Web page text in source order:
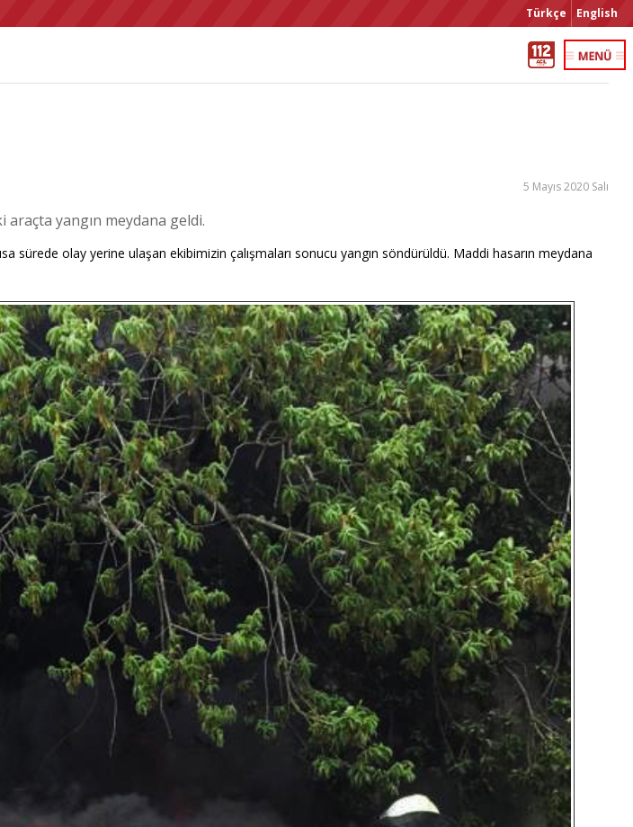
Türkçe English
5 Mayıs 2020 Salı
yangın meydana geldi.
sürede olay yerine ulaşan ekibimizin çalışmaları sonucu yangın söndürüldü. Maddi hasarın meydana